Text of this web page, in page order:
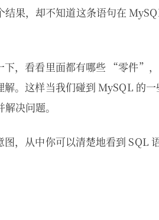
果，却不知道这条语句在
下，看看里面都有哪些 “零件”
。这样当我们碰到 MySQL 的
决问题。
，从中你可以清楚地看到 SQL